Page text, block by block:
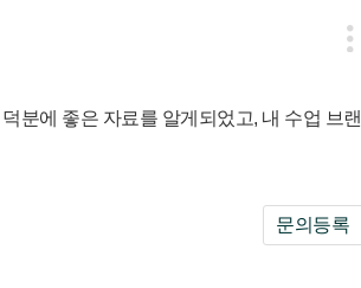
분에 좋은 자료를 알게되었고, 내 수업 브랜
문의등록